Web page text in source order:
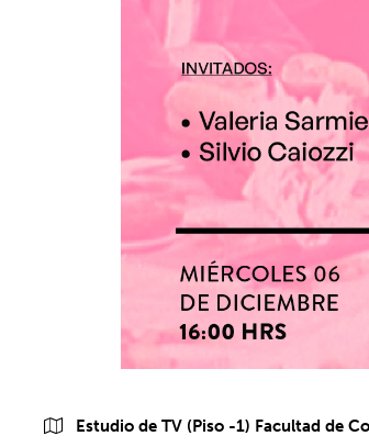
Estudio de TV (Piso -1) Facultad de